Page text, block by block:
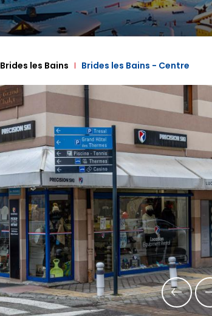
Brides les Bains Brides les Bains - Centre